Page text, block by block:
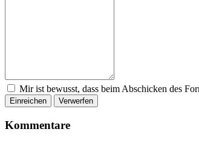
Mir ist bewusst, dass beim Abschicken des
Einreichen Verwerfen
Kommentare